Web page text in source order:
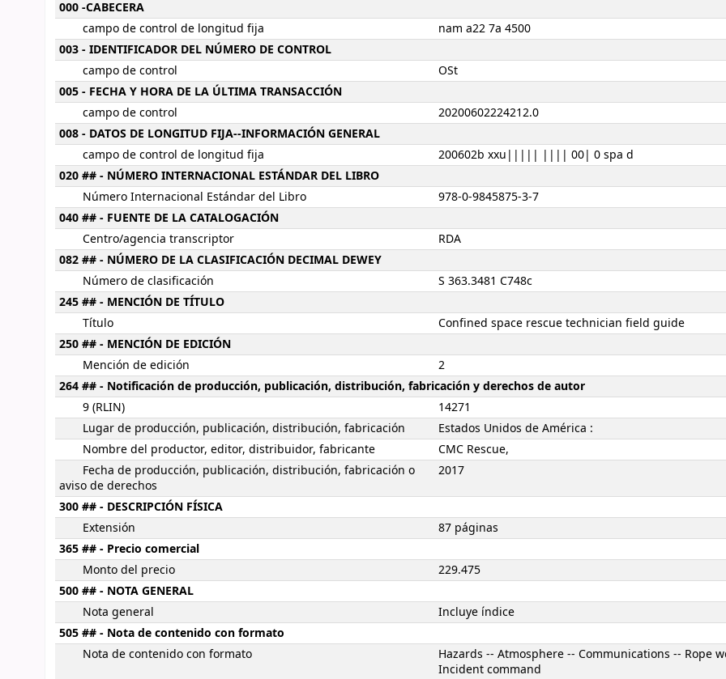
Detalles MARC
000 -CABECERA
campo de control de longitud fija
nam a22 7a 4500
003 - IDENTIFICADOR DEL NÚMERO DE CONTROL
campo de control
OSt
005 - FECHA Y HORA DE LA ÚLTIMA TRANSACCIÓN
campo de control
20200602224212.0
008 - DATOS DE LONGITUD FIJA--INFORMACIÓN GENERAL
campo de control de longitud fija
200602b xxu||||| |||| 00| 0 spa d
020 ## - NÚMERO INTERNACIONAL ESTÁNDAR DEL LIBRO
Número Internacional Estándar del Libro
978-0-9845875-3-7
040 ## - FUENTE DE LA CATALOGACIÓN
Centro/agencia transcriptor
RDA
082 ## - NÚMERO DE LA CLASIFICACIÓN DECIMAL DEWEY
Número de clasificación
S 363.3481 C748c
245 ## - MENCIÓN DE TÍTULO
Título
Confined space rescue technician field guide
250 ## - MENCIÓN DE EDICIÓN
Mención de edición
2
264 ## - Notificación de producción, publicación, distribución, fabricación y derechos de autor
9 (RLIN)
14271
Lugar de producción, publicación, distribución, fabricación
Estados Unidos de América :
Nombre del productor, editor, distribuidor, fabricante
CMC Rescue,
Fecha de producción, publicación, distribución, fabricación o
aviso de derechos
2017
300 ## - DESCRIPCIÓN FÍSICA
Extensión
87 páginas
365 ## - Precio comercial
Monto del precio
229.475
500 ## - NOTA GENERAL
Nota general
Incluye índice
505 ## - Nota de contenido con formato
Nota de contenido con formato
Hazards -- Atmosphere -- Communications -- Rope
Incident command